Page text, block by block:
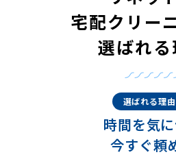
宅配クリー
選ばれる
選ばれる理
時間を気
今すぐ頼